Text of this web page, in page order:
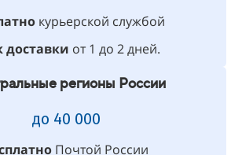
курьерской службой
доставки от 1 до 2 дней.
регионы России
до 40 000
Почтой России